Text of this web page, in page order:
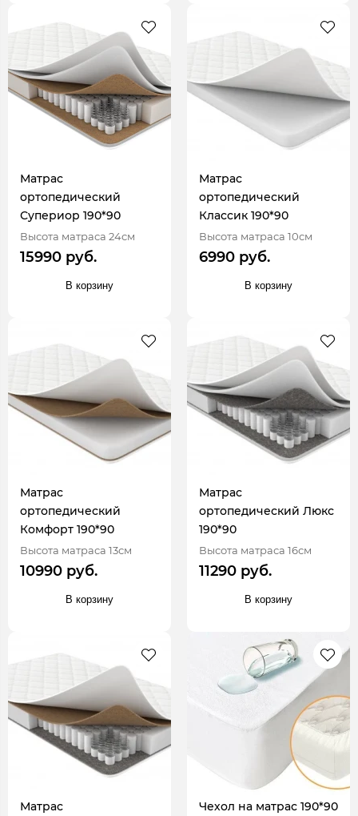
Матрас
ортопедический
Супериор 190*90
Высота матраса 24см
15990 руб.
В корзину
Матрас
ортопедический
Классик 190*90
Высота матраса 10см
6990 руб.
В корзину
Матрас
ортопедический
Комфорт 190*90
Высота матраса 13см
10990 руб.
В корзину
Матрас
ортопедический Люкс
190*90
Высота матраса 16см
11290 руб.
В корзину
Матрас
Чехол на матрас 190*90